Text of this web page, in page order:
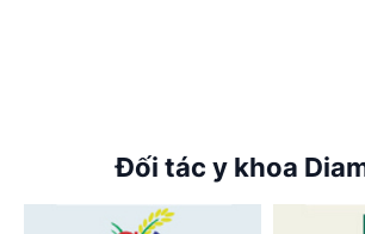
Đối tác y khoa